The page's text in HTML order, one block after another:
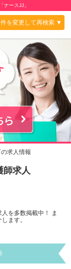
ナースJJ」
を変更して再検索 ▼
求人情報
師求人
を多数掲載中！ ま
ます。